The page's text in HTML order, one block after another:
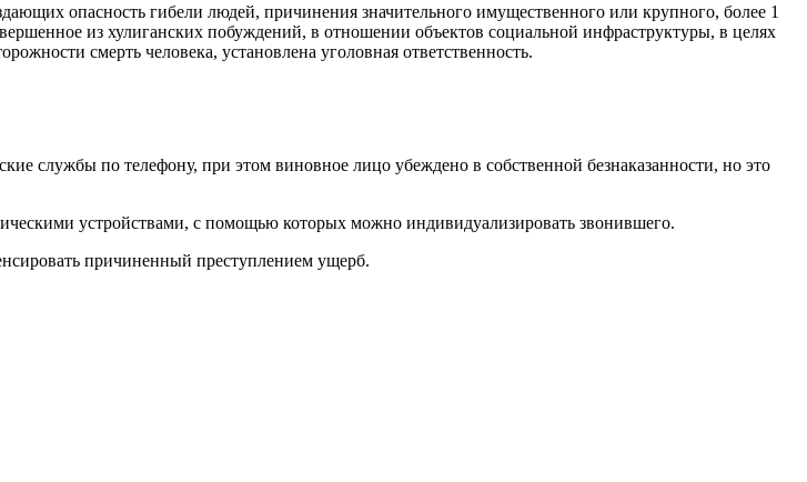
опасность гибели людей, причинения значительного имущественного или крупного, более 1
из хулиганских побуждений, в отношении объектов социальной инфраструктуры, в целях
смерть человека, установлена уголовная ответственность.
службы по телефону, при этом виновное лицо убеждено в собственной безнаказанности, но это
устройствами, с помощью которых можно индивидуализировать звонившего.
причиненный преступлением ущерб.